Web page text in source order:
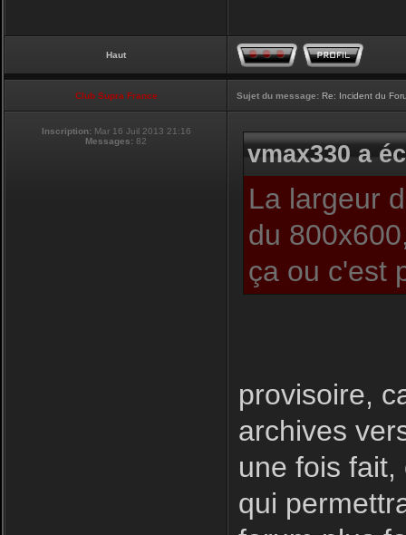
Haut
Club Supra France Sujet du message: Re: Incident du
Inscription: Mar 16 Juil 2013 21:16
Messages: 82 vmax330 a
La largeur
du
ça ou c'est
provisoire,
archives
une fois
qui